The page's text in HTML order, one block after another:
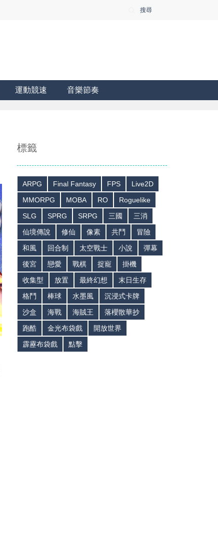
搜尋
運動競速 音樂節奏
標籤
ARPG Final Fantasy FPS
Live2D
MMORPG
MOBA RO
Roguelike
SLG
SPRG SRPG 三國
三消
仙境傳說
修仙 像素 共鬥
冒險
和風
回合制 太空戰士 小說
彈幕
後宮
戀愛 戰棋 捉寵
掛機
收集型
放置 最終幻想
末日生存
格鬥
棒球 水墨風
沉浸式卡牌
沙盒
海戰 海賊王
落櫻散華抄
跑酷
金光布袋戲
開放世界
霹靂布袋戲
點擊